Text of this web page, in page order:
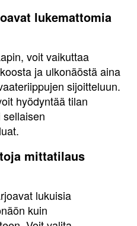
lukemattomia
voit vaikuttaa
ja ulkonäöstä aina
sijoitteluun.
hyödyntää tilan
mittatilaus
lukuisia
kuin